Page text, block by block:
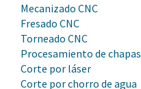
Mecanizado CNC
Fresado CNC
Torneado CNC
Procesamiento de chapas
Corte por láser
Corte por chorro de agua